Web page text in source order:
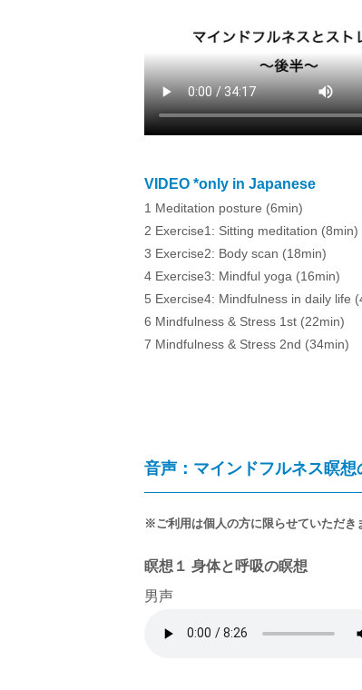
VIDEO *only in Japanese
1 Meditation posture (6min)
2 Exercise1: Sitting meditation (8min)
3 Exercise2: Body scan (18min)
4 Exercise3: Mindful yoga (16min)
5 Exercise4: Mindfulness in daily life
6 Mindfulness & Stress 1st (22min)
7 Mindfulness & Stress 2nd (34min)
音声：マインドフルネス瞑想
※ご利用は個人の方に限らせていただき
瞑想１ 身体と呼吸の瞑想
男声